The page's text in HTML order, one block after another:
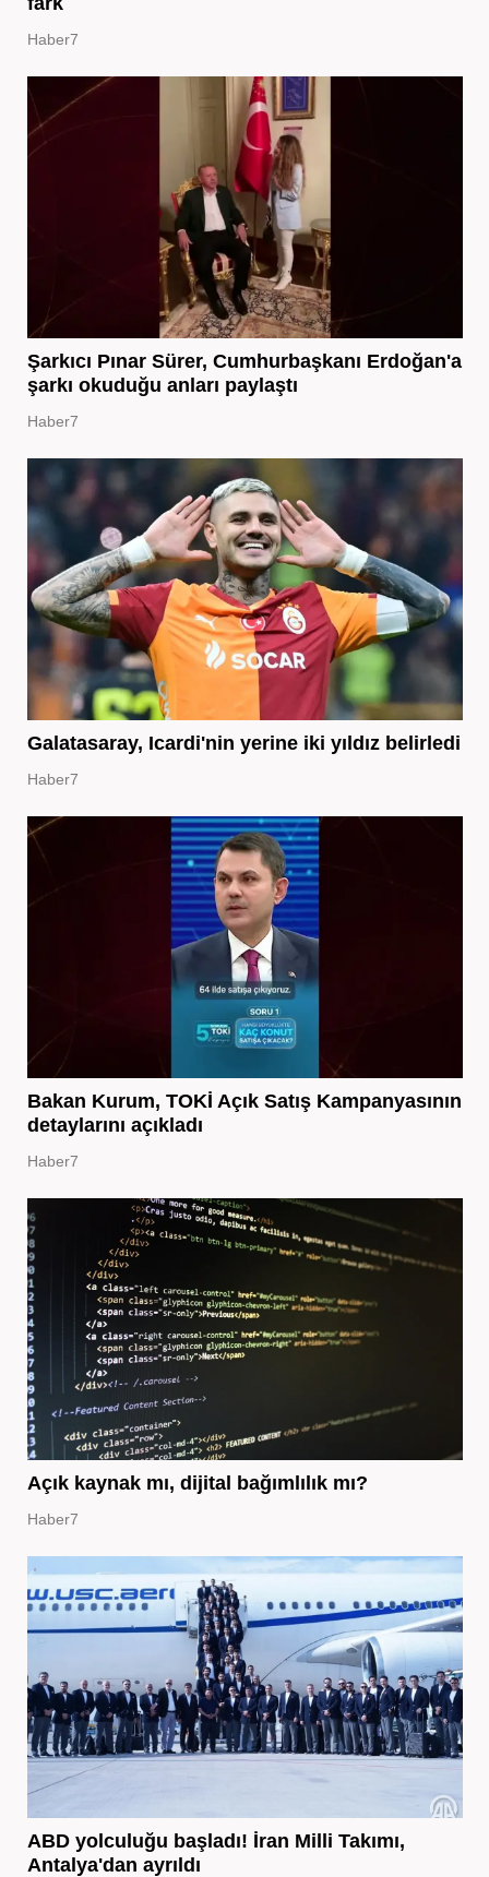
Haber7
Şarkıcı Pınar Sürer, Cumhurbaşkanı Erdoğan'a
şarkı okuduğu anları paylaştı
Haber7
Galatasaray, Icardi'nin yerine iki yıldız belirledi
Haber7
Bakan Kurum, TOKİ Açık Satış Kampanyasının
detaylarını açıkladı
Haber7
Açık kaynak mı, dijital bağımlılık mı?
Haber7
ABD yolculuğu başladı! İran Milli Takımı,
Antalya'dan ayrıldı